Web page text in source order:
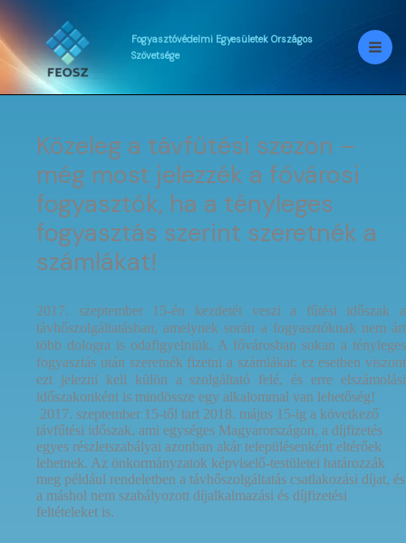
Skip
to
content
Fogyasztóvédelmi Egyesületek Országos
Szövetsége
Közeleg a távfűtési szezon –
még most jelezzék a fővárosi
fogyasztók, ha a tényleges
fogyasztás szerint szeretnék a
számlákat!
2017. szeptember 15-én kezdetét veszi a fűtési időszak a
távhőszolgáltatásban, amelynek során a fogyasztóknak nem árt
több dologra is odafigyelniük. A fővárosban sokan a tényleges
fogyasztás után szeretnék fizetni a számlákat: ez esetben viszont
ezt jelezni kell külön a szolgáltató felé, és erre elszámolási
időszakonként is mindössze egy alkalommal van lehetőség!
2017. szeptember 15-től tart 2018. május 15-ig a következő
távfűtési időszak, ami egységes Magyarországon, a díjfizetés
egyes részletszabályai azonban akár településenként eltérőek
lehetnek. Az önkormányzatok képviselő-testületei határozzák
meg például rendeletben a távhőszolgáltatás csatlakozási díjat, és
a máshol nem szabályozott díjalkalmazási és díjfizetési
feltételeket is.